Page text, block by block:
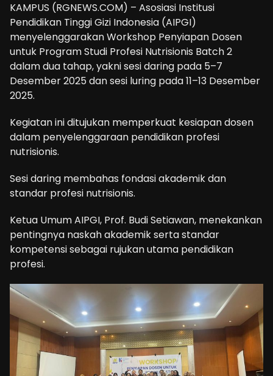
KAMPUS (RGNEWS.COM) – Asosiasi Institusi
Pendidikan Tinggi Gizi Indonesia (AIPGI)
menyelenggarakan Workshop Penyiapan Dosen
untuk Program Studi Profesi Nutrisionis Batch 2
dalam dua tahap, yakni sesi daring pada 5–7
Desember 2025 dan sesi luring pada 11–13 Desember
2025.
Kegiatan ini ditujukan memperkuat kesiapan dosen
dalam penyelenggaraan pendidikan profesi
nutrisionis.
Sesi daring membahas fondasi akademik dan
standar profesi nutrisionis.
Ketua Umum AIPGI, Prof. Budi Setiawan, menekankan
pentingnya naskah akademik serta standar
kompetensi sebagai rujukan utama pendidikan
profesi.